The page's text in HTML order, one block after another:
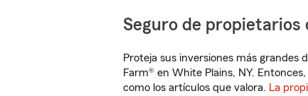
Seguro de propietarios
Proteja sus inversiones más grandes
Farm® en White Plains, NY.
como los artículos que valora. La